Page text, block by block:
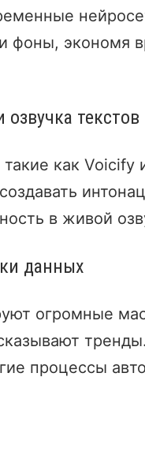
фоны, экономя
текстов
как
в живой
данных
огромные
процессы